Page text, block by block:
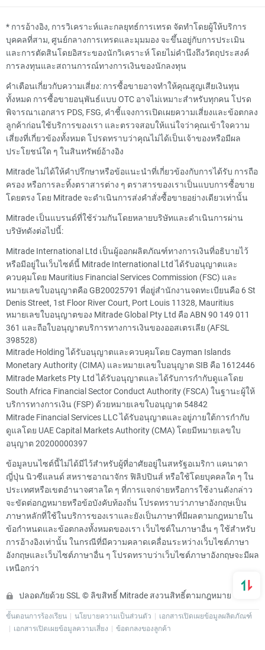
* การอ้างอิง, การวิเคราะห์และกลยุทธ์การเทรด จัดทำโดยผู้ให้บริการ
บุคคลที่สาม, ศูนย์กลางการเทรดและมุมมอง จะขึ้นอยู่กับการประเมิน
และการตัดสินโดยอิสระของนักวิเคราะห์ โดยไม่คำนึงถึงวัตถุประสงค์
การลงทุนและสถานการณ์ทางการเงินของนักลงทุน
คำเตือนเกี่ยวกับความเสี่ยง: การซื้อขายอาจทำให้คุณสูญเสียเงินทุน
ทั้งหมด การซื้อขายอนุพันธ์แบบ OTC อาจไม่เหมาะสำหรับทุกคน โปรด
พิจารณาเอกสาร PDS, FSG, คำชี้แจงการเปิดเผยความเสี่ยงและข้อตกลง
ลูกค้าก่อนใช้บริการของเรา และตรวจสอบให้แน่ใจว่าคุณเข้าใจความ
เสี่ยงที่เกี่ยวข้องทั้งหมด โปรดทราบว่าคุณไม่ได้เป็นเจ้าของหรือมีผล
ประโยชน์ใด ๆ ในสินทรัพย์อ้างอิง
Mitrade ไม่ได้ให้คำปรึกษาหรือข้อแนะนำที่เกี่ยวข้องกับการได้รับ การถือ
ครอง หรือการละทิ้งตราสารต่าง ๆ ตราสารของเราเป็นแบบการซื้อขาย
โดยตรง โดย Mitrade จะดำเนินการส่งคำสั่งซื้อขายอย่างเดียวเท่านั้น
Mitrade เป็นแบรนด์ที่ใช้ร่วมกันโดยหลายบริษัทและดำเนินการผ่าน
บริษัทดังต่อไปนี้:
Mitrade International Ltd เป็นผู้ออกผลิตภัณฑ์ทางการเงินที่อธิบายไว้
หรือมีอยู่ในเว็บไซต์นี้ Mitrade International Ltd ได้รับอนุญาตและ
ควบคุมโดย Mauritius Financial Services Commission (FSC) และ
หมายเลขใบอนุญาตคือ GB20025791 ที่อยู่สำนักงานจดทะเบียนคือ 6 St
Denis Street, 1st Floor River Court, Port Louis 11328, Mauritius
หมายเลขใบอนุญาตของ Mitrade Global Pty Ltd คือ ABN 90 149 011
361 และถือใบอนุญาตบริการทางการเงินของออสเตรเลีย (AFSL
398528)
Mitrade Holding ได้รับอนุญาตและควบคุมโดย Cayman Islands
Monetary Authority (CIMA) และหมายเลขใบอนุญาต SIB คือ 1612446
Mitrade Markets Pty Ltd ได้รับอนุญาตและได้รับการกำกับดูแลโดย
South Africa Financial Sector Conduct Authority (FSCA) ในฐานะผู้ให้
บริการทางการเงิน (FSP) ด้วยหมายเลขใบอนุญาต 54842
Mitrade Financial Services LLC ได้รับอนุญาตและอยู่ภายใต้การกำกับ
ดูแลโดย UAE Capital Markets Authority (CMA) โดยมีหมายเลขใบ
อนุญาต 20200000397
ข้อมูลบนไซต์นี้ไม่ได้มีไว้สำหรับผู้ที่อาศัยอยู่ในสหรัฐอเมริกา แคนาดา
ญี่ปุ่น นิวซีแลนด์ สหราชอาณาจักร ฟิลิปปินส์ หรือใช้โดยบุคคลใด ๆ ใน
ประเทศหรือเขตอำนาจศาลใด ๆ ที่การแจกจ่ายหรือการใช้งานดังกล่าว
จะขัดต่อกฎหมายหรือข้อบังคับท้องถิ่น โปรดทราบว่าภาษาอังกฤษเป็น
ภาษาหลักที่ใช้ในบริการของเราและยังเป็นภาษาที่มีผลตามกฎหมายใน
ข้อกำหนดและข้อตกลงทั้งหมดของเรา เว็บไซต์ในภาษาอื่น ๆ ใช้สำหรับ
การอ้างอิงเท่านั้น ในกรณีที่มีความคลาดเคลื่อนระหว่างเว็บไซต์ภาษา
อังกฤษและเว็บไซต์ภาษาอื่น ๆ โปรดทราบว่าเว็บไซต์ภาษาอังกฤษจะมีผล
เหนือกว่า
ปลอดภัยด้วย SSL © ลิขสิทธิ์ Mitrade สงวนสิทธิ์ตามกฎหมาย
ขั้นตอนการร้องเรียน นโยบายความเป็นส่วนตัว
เอกสารเปิดเผยข้อมูลผลิตภัณฑ์
เอกสารเปิดเผยข้อมูลความเสี่ยง
ข้อตกลงของลูกค้า